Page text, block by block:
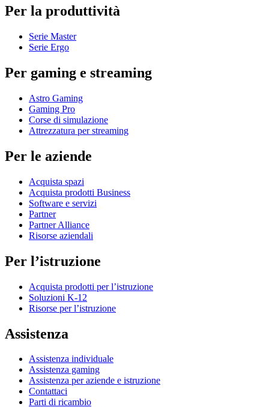
Per la produttività
Serie Master
Serie Ergo
Per gaming e streaming
Astro Gaming
Gaming Pro
Corse di simulazione
Attrezzatura per streaming
Per le aziende
Acquista spazi
Acquista prodotti Business
Software e servizi
Partner
Partner Alliance
Risorse aziendali
Per l’istruzione
Acquista prodotti per l’istruzione
Soluzioni K-12
Risorse per l’istruzione
Assistenza
Assistenza individuale
Assistenza gaming
Assistenza per aziende e istruzione
Contattaci
Parti di ricambio